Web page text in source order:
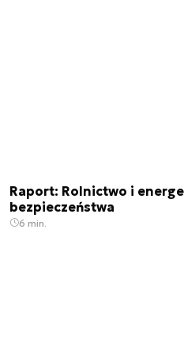
Raport: Rolnictwo i
bezpieczeństwa
6 min.